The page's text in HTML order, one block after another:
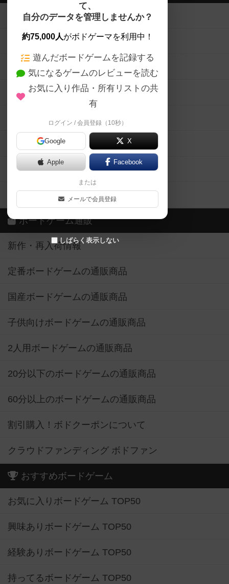
て、
自分のデータを管理しませんか？
約75,000人がボドゲーマを利用中！
遊んだボードゲームを記録する
気になるゲームのレビューを読む
お気に入り作品・所有リストの共
有
ログイン / 会員登録（10秒）
Google X
Apple Facebook
または
メールで会員登録
しばらく表示しない
ボードゲームを検索する
ボードゲームの新着レビュー
ボードゲーム会情報
メカニクス特集
掲示板・トピックス
ボドとも・会員一覧
ボードゲーム業界コラム
ボドゲーマご利用案内
ボードゲーム通販
新作・再入荷情報
定番ボードゲームの通販商品
国産ボードゲームの通販商品
子供向けボードゲームの通販商品
2人用ボードゲームの通販商品
20分以下のボードゲームの通販商品
60分以上のボードゲームの通販商品
割引購入！ボドクーポンについて
クラウドファンディング ボドファン
おすすめボードゲーム
お気に入りボードゲーム TOP50
興味ありボードゲーム TOP50
経験ありボードゲーム TOP50
持ってるボードゲーム TOP50